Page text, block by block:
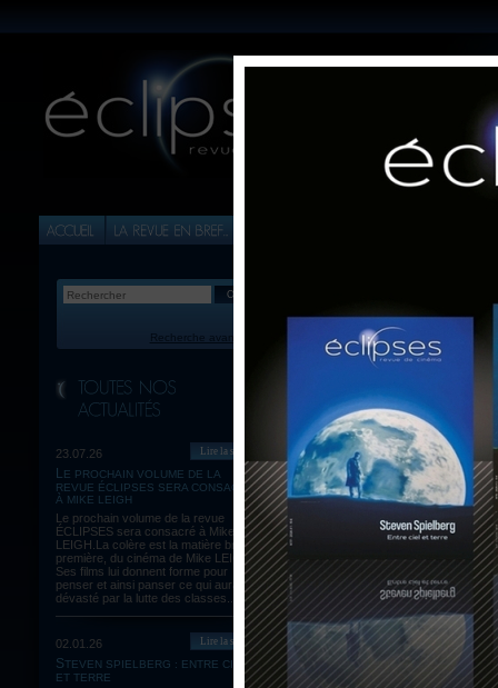
Recherche avancée
23.07.26
LE PROCHAIN VOLUME DE LA
REVUE ÉCLIPSES SERA CONSACRÉ
À MIKE LEIGH
Le prochain volume de la revue
ÉCLIPSES sera consacré à Mike
LEIGH.La colère est la matière brute,
première, du cinéma de Mike LEIGH.
Ses films lui donnent forme pour
penser et ainsi panser ce qui aura été
dévasté par la lutte des classes...
Lire la suite
02.01.26
STEVEN SPIELBERG : ENTRE CIEL
ET TERRE
Lire la suite
À
balzacienne de